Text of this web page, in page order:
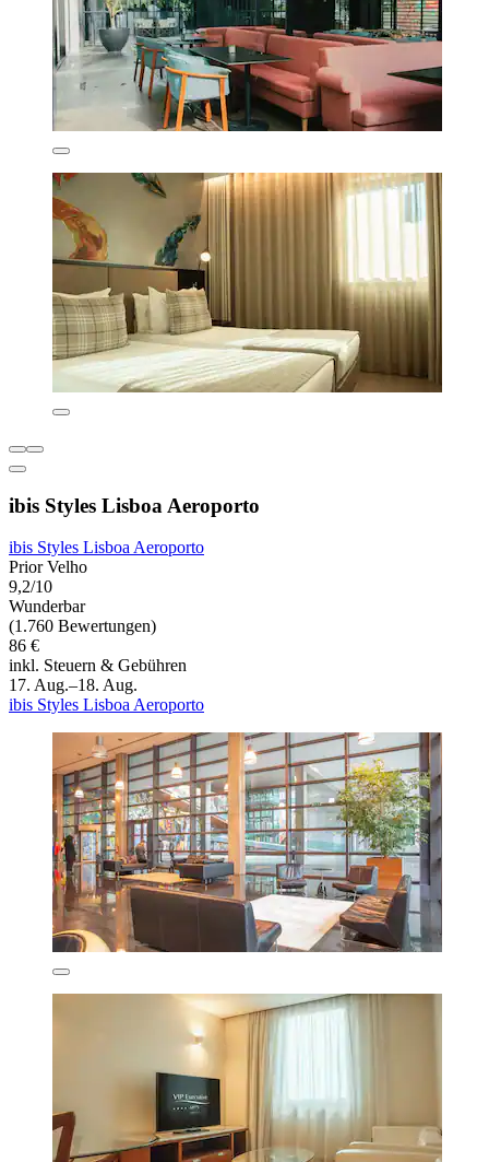
ibis Styles Lisboa Aeroporto
ibis Styles Lisboa Aeroporto
Prior Velho
9,2/10
Wunderbar
(1.760 Bewertungen)
86 €
inkl. Steuern & Gebühren
17. Aug.–18. Aug.
ibis Styles Lisboa Aeroporto